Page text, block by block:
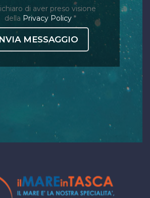
di aver preso visione
della Privacy Policy *